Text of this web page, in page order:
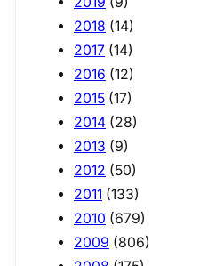
2018 (14)
2017 (14)
2016 (12)
2015 (17)
2014 (28)
2013 (9)
2012 (50)
2011 (133)
2010 (679)
2009 (806)